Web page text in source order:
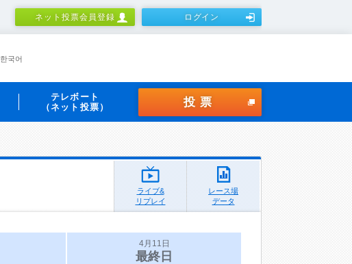
ネット投票会員登録 ログイン
한국어
テレボート
（ネット投票）
投票
ライブ&
リプレイ
レース場
データ
4月11日
最終日